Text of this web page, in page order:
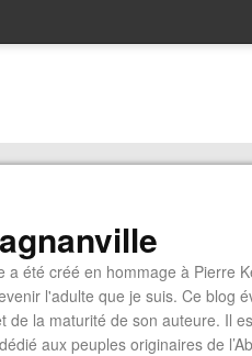
a été créé en hommage à Pierre
l'adulte que je suis. Ce blog
de la maturité de son auteure. Il
aux peuples originaires de